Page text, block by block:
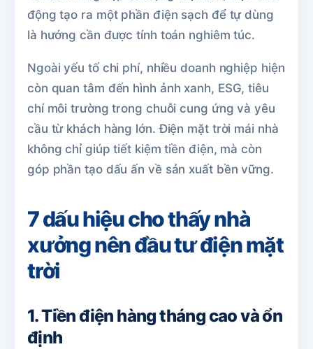
động tạo ra một phần điện sạch để tự dùng
là hướng cần được tính toán nghiêm túc.
Ngoài yếu tố chi phí, nhiều doanh nghiệp hiện
còn quan tâm đến hình ảnh xanh, ESG, tiêu
chí môi trường trong chuỗi cung ứng và yêu
cầu từ khách hàng lớn. Điện mặt trời mái nhà
không chỉ giúp tiết kiệm tiền điện, mà còn
góp phần tạo dấu ấn về sản xuất bền vững.
7 dấu hiệu cho thấy nhà
xưởng nên đầu tư điện mặt
trời
1. Tiền điện hàng tháng cao và ổn
định